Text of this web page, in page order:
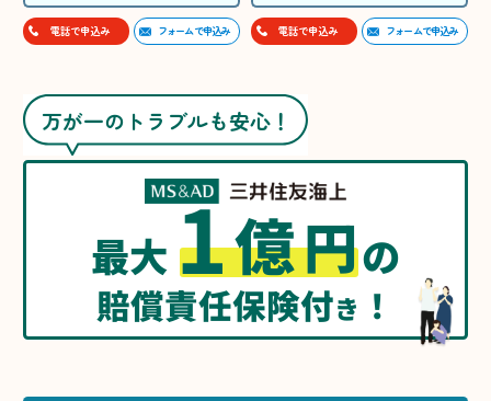
電話で申込み フォームで申込み 電話で申込み フォームで申込み
万が一のトラブルも安心！
最大1億円の
賠償責任保険付き ！